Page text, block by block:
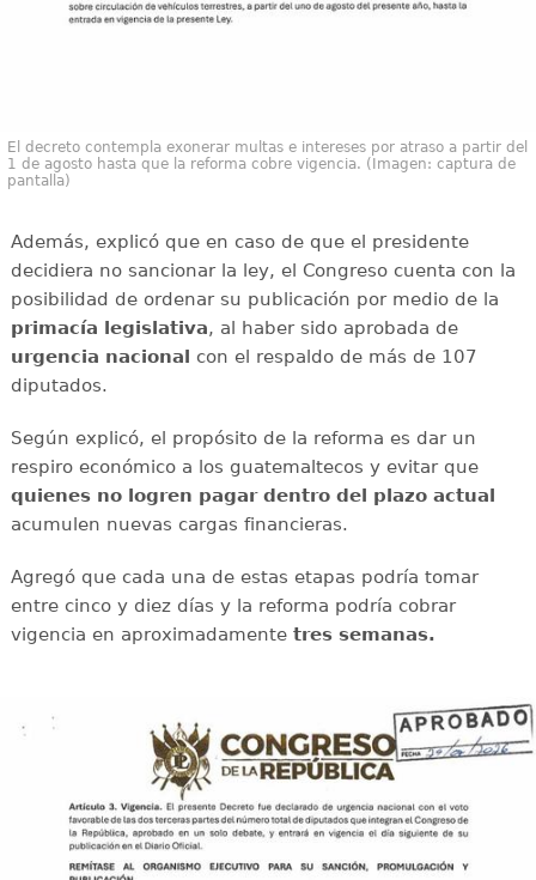
El decreto contempla exonerar multas e intereses por atraso a partir del
1 de agosto hasta que la reforma cobre vigencia. (Imagen: captura de
pantalla)
Además, explicó que en caso de que el presidente
decidiera no sancionar la ley, el Congreso cuenta con la
posibilidad de ordenar su publicación por medio de la
primacía legislativa, al haber sido aprobada de
urgencia nacional con el respaldo de más de 107
diputados.
Según explicó, el propósito de la reforma es dar un
respiro económico a los guatemaltecos y evitar que
quienes no logren pagar dentro del plazo actual
acumulen nuevas cargas financieras.
Agregó que cada una de estas etapas podría tomar
entre cinco y diez días y la reforma podría cobrar
vigencia en aproximadamente tres semanas.